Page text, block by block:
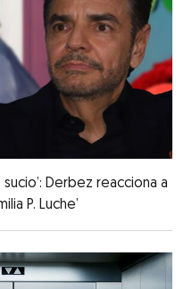
Derbez reacciona a
P. Luche’